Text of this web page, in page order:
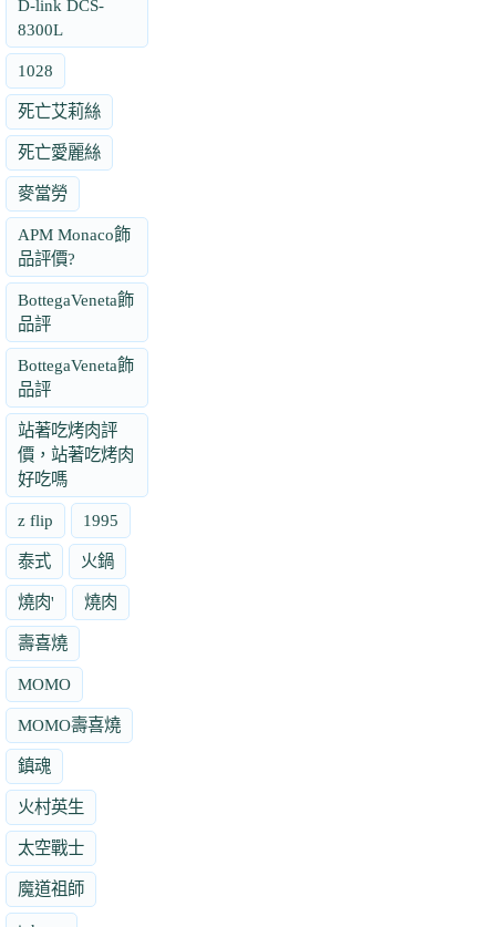
D-link DCS-
8300L
1028
死亡艾莉絲
死亡愛麗絲
麥當勞
APM Monaco飾
品評價?
BottegaVeneta飾
品評
BottegaVeneta飾
品評
站著吃烤肉評
價，站著吃烤肉
好吃嗎
z flip 1995
泰式 火鍋
燒肉' 燒肉
壽喜燒
MOMO
MOMO壽喜燒
鎮魂
火村英生
太空戰士
魔道祖師